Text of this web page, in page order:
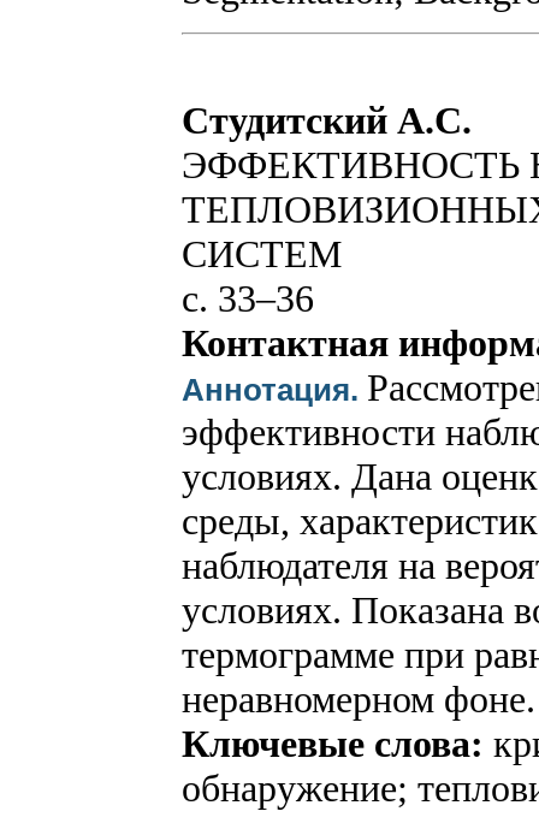
Студитский А.С.
СИСТЕМ
с. 33–36
Контактная
Аннотация.
эффективности
условиях. Дана
среды,
наблюдателя на
условиях. Показана
термограмме при
неравномерном фоне.
Ключевые слова:
обнаружение;